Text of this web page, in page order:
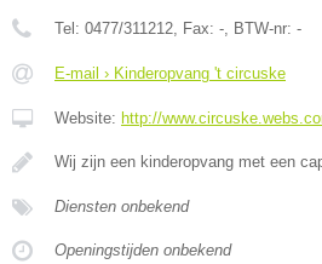
Tel: 0477/311212 , Fax: - , BTW-nr: -
E-mail › Kinderopvang 't circuske
Website: http://
Wij zijn een kinderopvang met een
Diensten onbekend
Openingstijden onbekend